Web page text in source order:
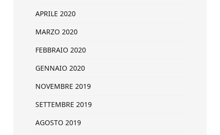
APRILE 2020
MARZO 2020
FEBBRAIO 2020
GENNAIO 2020
NOVEMBRE 2019
SETTEMBRE 2019
AGOSTO 2019